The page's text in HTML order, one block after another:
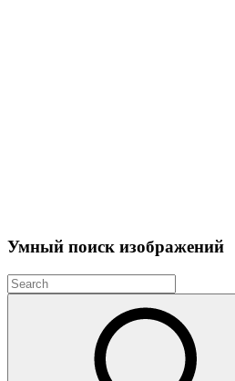
Умный поиск изображений
Search
for: